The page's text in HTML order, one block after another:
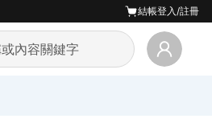
結帳登入/註冊